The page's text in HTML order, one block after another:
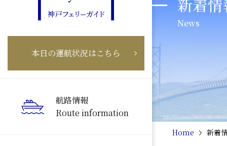
本日の運航状況はこちら
航路情報
Route information
新着
News
Home 新着